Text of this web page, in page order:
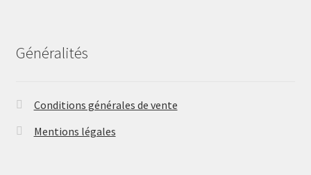
Généralités
Conditions générales de vente
Mentions légales